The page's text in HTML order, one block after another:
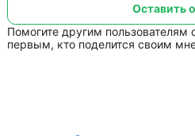
Помогите другим пользователям
первым, кто поделится своим
Оставить